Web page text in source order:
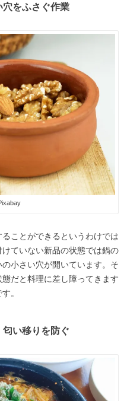
穴をふさぐ作業
ことができるというわけでは
ていない新品の状態では鍋の
小さい穴が開いています。そ
だと料理に差し障ってきます
。
匂い移りを防ぐ